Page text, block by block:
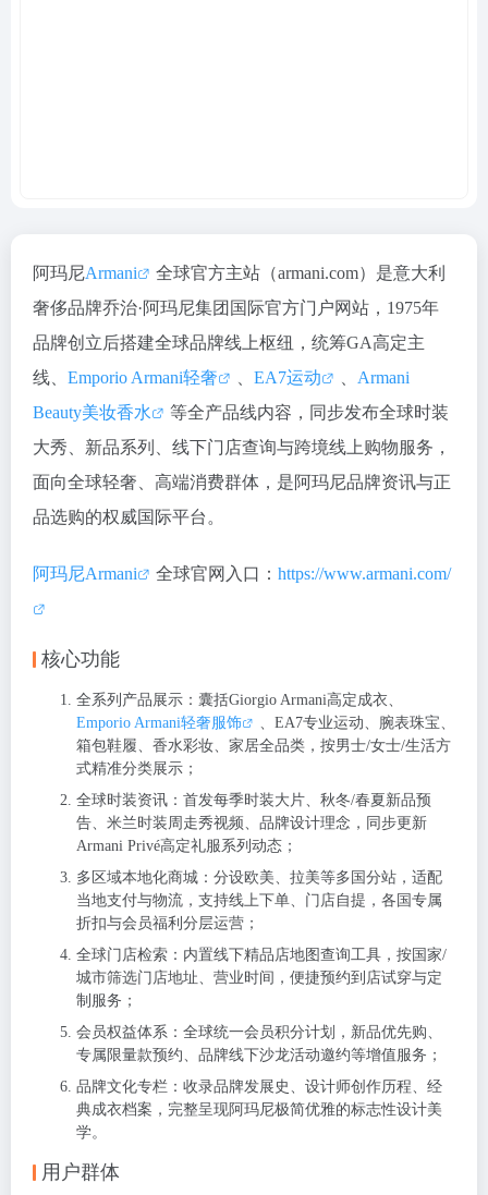
阿玛尼Armani
全球官方主站（armani.com）是意大利
奢侈品牌乔治·阿玛尼集团国际官方门户网站，1975年
品牌创立后搭建全球品牌线上枢纽，统筹GA高定主
线、 Emporio Armani轻奢 EA7运动
Armani
Beauty美妆香水
等全产品线内容，同步发布全球时装
大秀、新品系列、线下门店查询与跨境线上购物服务，
面向全球轻奢、高端消费群体，是阿玛尼品牌资讯与正
品选购的权威国际平台。
阿玛尼Armani 全球官网入口： https://www.armani.com/
核心功能
全系列产品展示：囊括Giorgio Armani高定成衣、
Emporio Armani轻奢服饰
、EA7专业运动、腕表珠宝、
箱包鞋履、香水彩妆、家居全品类，按男士/女士/生活方
式精准分类展示；
全球时装资讯：首发每季时装大片、秋冬/春夏新品预
告、米兰时装周走秀视频、品牌设计理念，同步更新
Armani Privé高定礼服系列动态；
多区域本地化商城：分设欧美、拉美等多国分站，适配
当地支付与物流，支持线上下单、门店自提，各国专属
折扣与会员福利分层运营；
全球门店检索：内置线下精品店地图查询工具，按国家/
城市筛选门店地址、营业时间，便捷预约到店试穿与定
制服务；
会员权益体系：全球统一会员积分计划，新品优先购、
专属限量款预约、品牌线下沙龙活动邀约等增值服务；
品牌文化专栏：收录品牌发展史、设计师创作历程、经
典成衣档案，完整呈现阿玛尼极简优雅的标志性设计美
学。
用户群体